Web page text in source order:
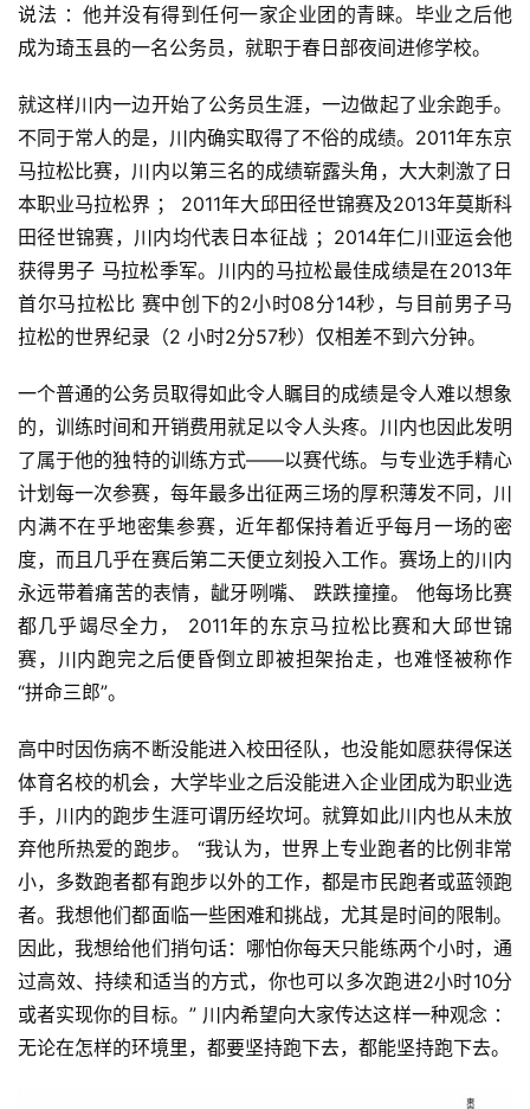
比
赛
说法 ：他并没有得到任何一家企业团的青睐。毕业之后他
成为琦玉县的一名公务员，就职于春日部夜间进修学校。
就这样川内一边开始了公务员生涯，一边做起了业余跑手。
不同于常人的是，川内确实取得了不俗的成绩。2011年东京
马拉松比赛，川内以第三名的成绩崭露头角，大大刺激了日
本职业马拉松界 ； 2011年大邱田径世锦赛及2013年莫斯科
田径世锦赛，川内均代表日本征战 ；2014年仁川亚运会他
获得男子 马拉松季军。川内的马拉松最佳成绩是在2013年
首尔马拉松比 赛中创下的2小时08分14秒，与目前男子马
拉松的世界纪录（2 小时2分57秒）仅相差不到六分钟。
一个普通的公务员取得如此令人瞩目的成绩是令人难以想象
的，训练时间和开销费用就足以令人头疼。川内也因此发明
了属于他的独特的训练方式——以赛代练。与专业选手精心
计划每一次参赛，每年最多出征两三场的厚积薄发不同，川
内满不在乎地密集参赛，近年都保持着近乎每月一场的密
度，而且 几乎在赛后第二天便立刻投入工作。赛场上的川内
永远带着痛苦的表情，龇牙咧嘴、 跌跌撞撞。 他每场比赛
都几乎竭尽全力， 2011年的东京马拉松比赛和大邱世锦
赛，川内跑完之后便昏倒立即被担架抬走，也难怪被称作
“拼命三郎”。
高中时因伤病不断没能进入校田径队，也没能如愿获得保送
体育名校的机会，大学毕业之后没能进入企业团成为职业选
手，川内的跑步生涯可谓历经坎坷。就算如此川内也从未放
弃他所热爱的跑步。 “我认为，世界上专业跑者的比例非常
小， 多数跑者都有跑步以外的工作，都是市民跑者或蓝领跑
者。我想他们都面临一些困难和挑战，尤其是时间的限制。
因此，我想给他们捎句话：哪怕你每天只能练两个小时，通
过高效、持续和适当的方式，你也可以多次跑进2小时10分
或者实现你的目标。” 川内希望向大家传达这样一种观念 ：
无论在怎样的环境里，都要坚持跑下去，都能坚持跑下去。